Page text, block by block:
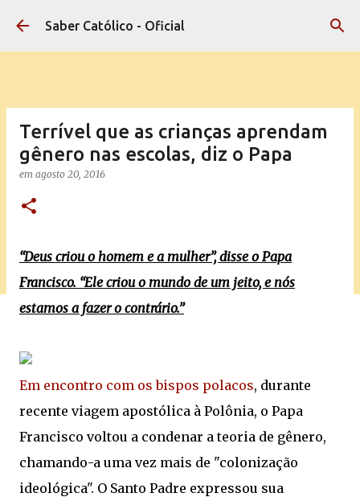
Pular para o conteúdo principal
Saber Católico - Oficial
Terrível que as crianças aprendam
gênero nas escolas, diz o Papa
em agosto 20, 2016
“Deus criou o homem e a mulher”, disse o Papa
Francisco. “Ele criou o mundo de um jeito, e nós
estamos a fazer o contrário.”
Em encontro com os bispos polacos, durante
recente viagem apostólica à Polônia, o Papa
Francisco voltou a condenar a teoria de gênero,
chamando-a uma vez mais de "colonização
ideológica". O Santo Padre expressou sua